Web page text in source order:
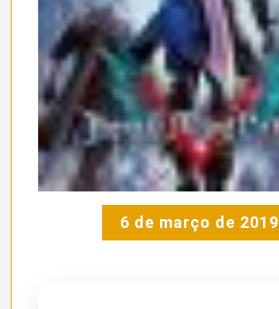
6 de março de 2019